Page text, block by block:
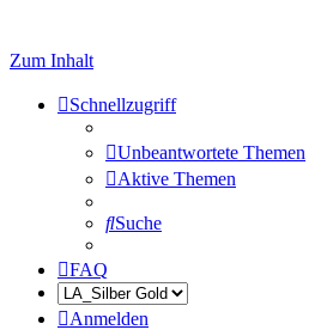
Zum Inhalt
Schnellzugriff
Unbeantwortete Themen
Aktive Themen
Suche
FAQ
Anmelden